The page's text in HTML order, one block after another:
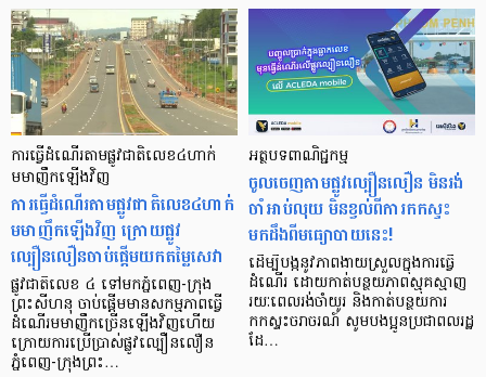
ការធ្វើដំណើរតាមផ្លូវជាតិលេខ៤ហាក់
មមាញឹកឡើងវិញ
ការធ្វើដំណើរតាមផ្លូវជាតិលេខ៤ហាក់
មមាញឹកឡើងវិញ ក្រោយផ្លូវ
ល្បឿនលឿនចាប់ផ្តើមយកតម្លៃសេវា
ផ្លូវជាតិលេខ ៤ ទៅមកភ្នំពេញ-ក្រុង
ព្រះសីហនុ ចាប់ផ្ដើមមានសកម្មភាពធ្វើ
ដំណើរមមាញឹកច្រើនឡើងវិញហើយ
ក្រោយការប្រើប្រាស់ផ្លូវល្បឿនលឿន
ភ្នំពេញ-ក្រុងព្រះ…
អត្ថបទពាណិជ្ជកម្ម
ចូលចេញតាមផ្លូវល្បឿនលឿន មិនរង់
ចាំអាប់លុយ មិនខ្វល់ពីការកកស្ទះ
មកដឹងពីមធ្យោបាយនេះ!
ដើម្បីបង្កនូវភាពងាយស្រួលក្នុងការធ្វើ
ដំណើរ ដោយកាត់បន្ថយភាពស្មុគស្មាញ
រយៈពេលរង់ចាំយូរ និងកាត់បន្ថយការ
កកស្ទះចរាចរណ៍ សូមបងប្អូនប្រជាពលរដ្ឋ
ដែ…